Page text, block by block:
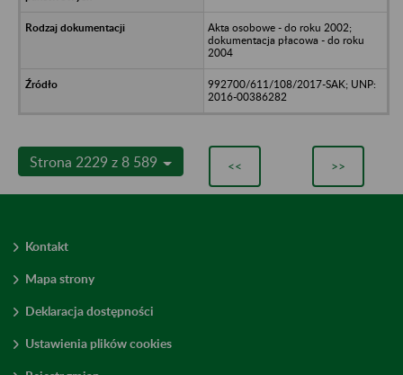
Akta osobowe - do roku 2002;
dokumentacja płacowa - do roku
2004
992700/611/108/2017-SAK; UNP:
2016-00386282
Strona 2229 z 8 589 << >>
Kontakt
Mapa strony
Deklaracja dostępności
Ustawienia plików cookies